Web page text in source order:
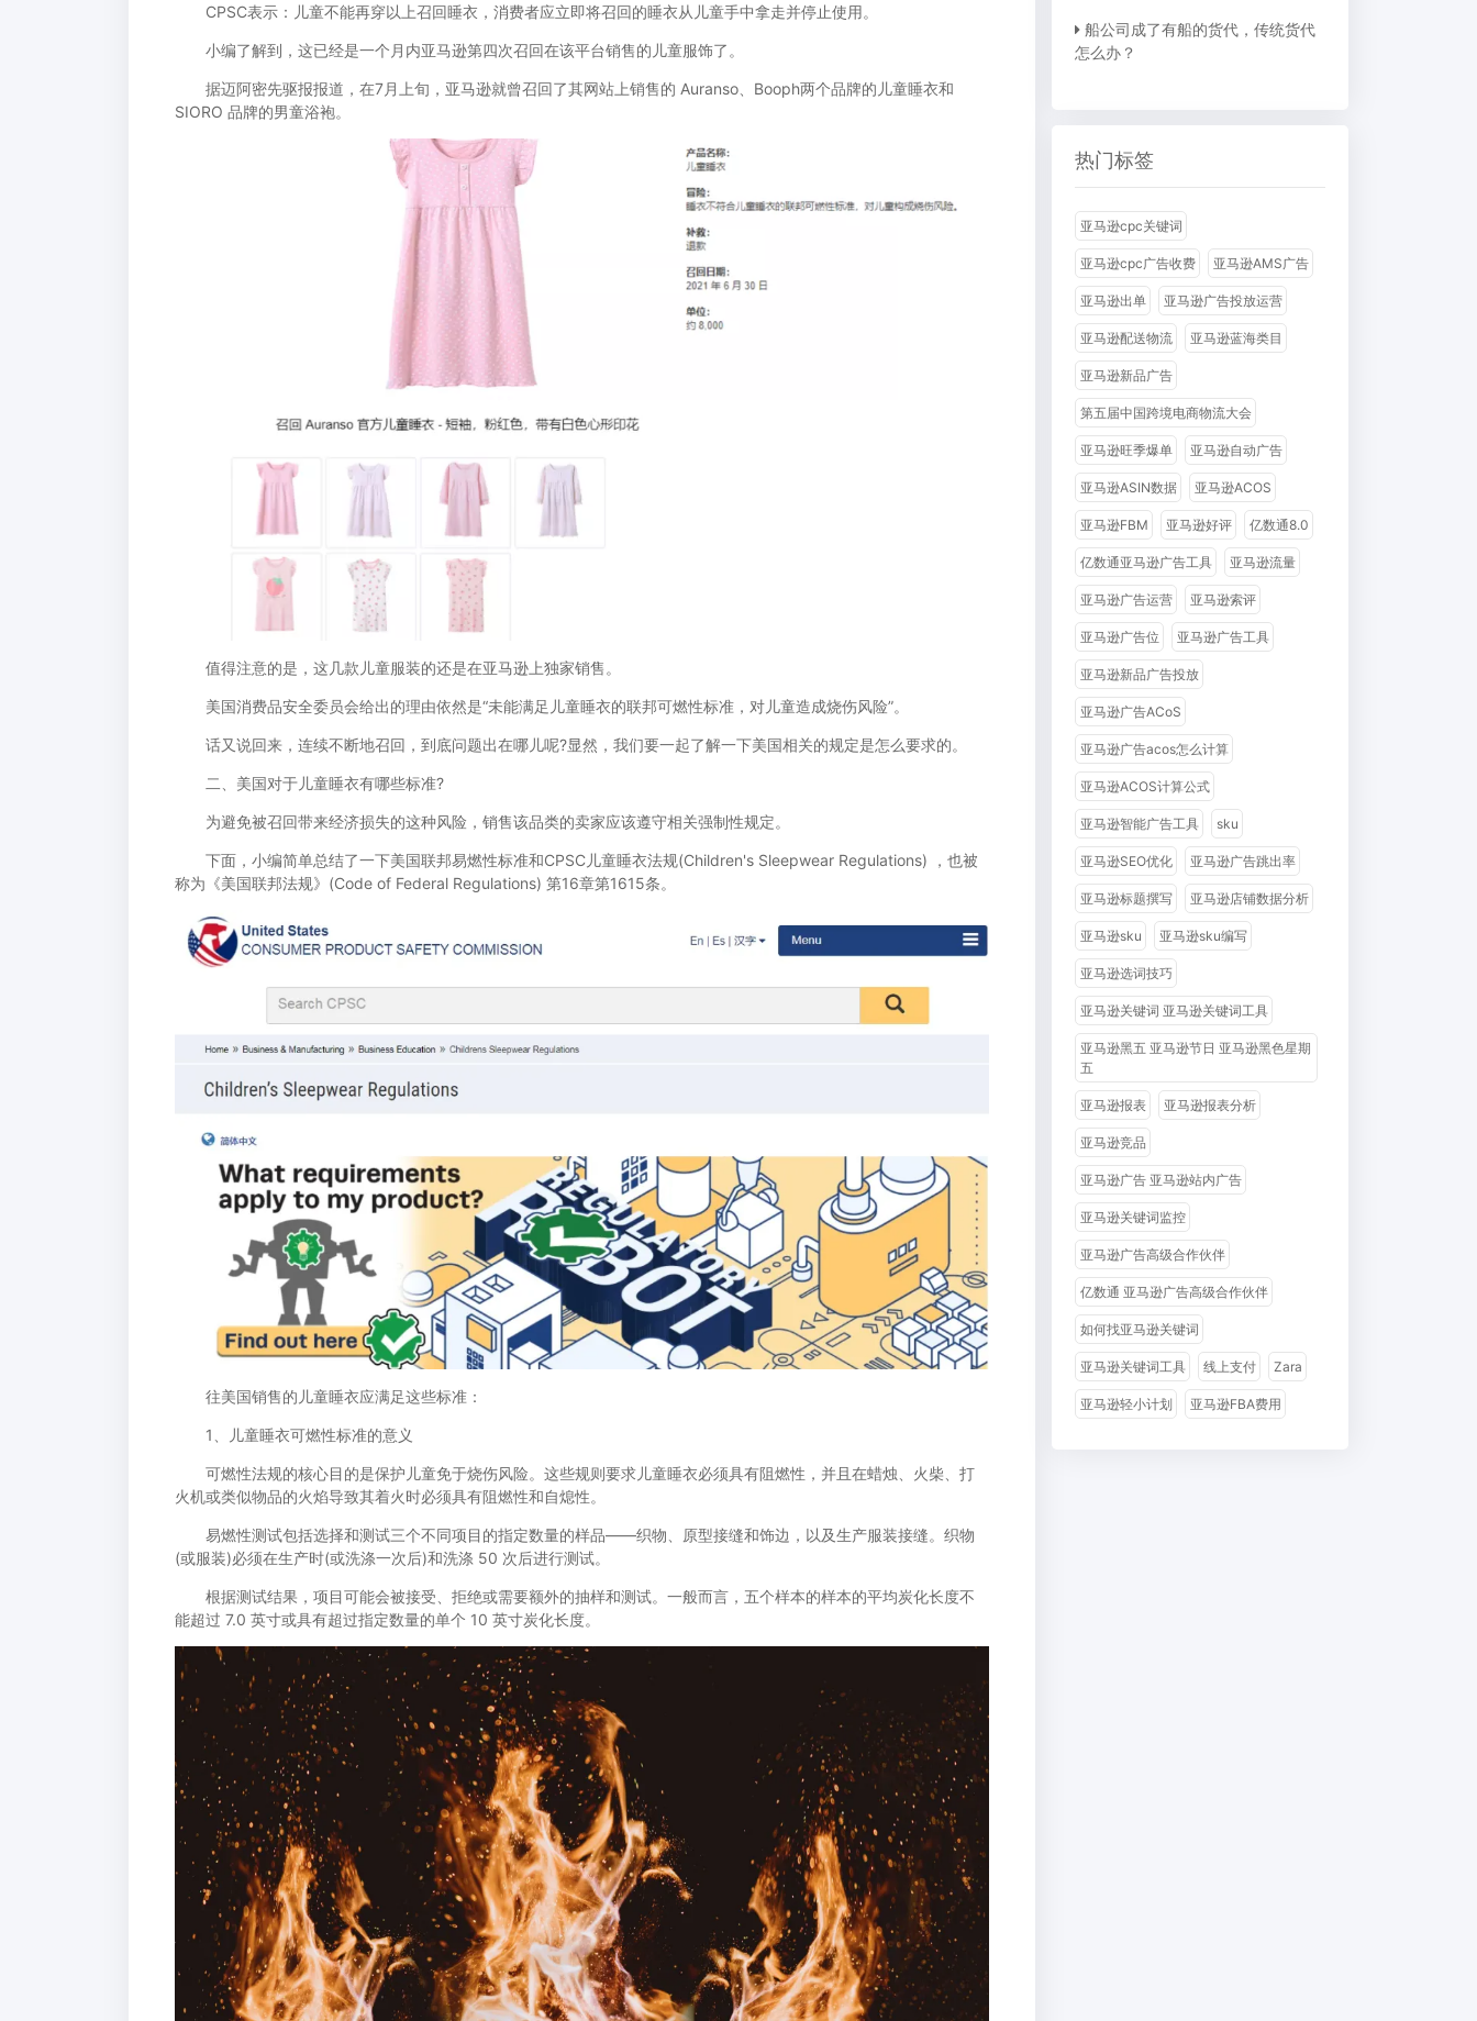
CPSC表示：儿童不能再穿以上召回睡衣，消费者应立即将召回的睡衣从儿童手中拿走并停止使用。
小编了解到，这已经是一个月内亚马逊第四次召回在该平台销售的儿童服饰了。
据迈阿密先驱报报道，在7月上旬，亚马逊就曾召回了其网站上销售的 Auranso、Booph两个品牌的儿童睡衣和
SIORO 品牌的男童浴袍。
值得注意的是，这几款儿童服装的还是在亚马逊上独家销售。
美国消费品安全委员会给出的理由依然是“未能满足儿童睡衣的联邦可燃性标准，对儿童造成烧伤风险”。
话又说回来，连续不断地召回，到底问题出在哪儿呢?显然，我们要一起了解一下美国相关的规定是怎么要求的。
二、美国对于儿童睡衣有哪些标准?
为避免被召回带来经济损失的这种风险，销售该品类的卖家应该遵守相关强制性规定。
下面，小编简单总结了一下美国联邦易燃性标准和CPSC儿童睡衣法规(Children's Sleepwear Regulations) ，也被
称为《美国联邦法规》(Code of Federal Regulations) 第16章第1615条。
往美国销售的儿童睡衣应满足这些标准：
1、儿童睡衣可燃性标准的意义
可燃性法规的核心目的是保护儿童免于烧伤风险。这些规则要求儿童睡衣必须具有阻燃性，并且在蜡烛、火柴、打
火机或类似物品的火焰导致其着火时必须具有阻燃性和自熄性。
易燃性测试包括选择和测试三个不同项目的指定数量的样品——织物、原型接缝和饰边，以及生产服装接缝。织物
(或服装)必须在生产时(或洗涤一次后)和洗涤 50 次后进行测试。
根据测试结果，项目可能会被接受、拒绝或需要额外的抽样和测试。一般而言，五个样本的样本的平均炭化长度不
能超过 7.0 英寸或具有超过指定数量的单个 10 英寸炭化长度。
船公司成了有船的货代，传统货代
怎么办？
热门标签
亚马逊cpc关键词
亚马逊cpc广告收费 亚马逊AMS广告
亚马逊出单 亚马逊广告投放运营
亚马逊配送物流 亚马逊蓝海类目
亚马逊新品广告
第五届中国跨境电商物流大会
亚马逊旺季爆单 亚马逊自动广告
亚马逊ASIN数据 亚马逊ACOS
亚马逊FBM 亚马逊好评 亿数通8.0
亿数通亚马逊广告工具 亚马逊流量
亚马逊广告运营 亚马逊索评
亚马逊广告位 亚马逊广告工具
亚马逊新品广告投放
亚马逊广告ACoS
亚马逊广告acos怎么计算
亚马逊ACOS计算公式
亚马逊智能广告工具 sku
亚马逊SEO优化 亚马逊广告跳出率
亚马逊标题撰写 亚马逊店铺数据分析
亚马逊sku 亚马逊sku编写
亚马逊选词技巧
亚马逊关键词 亚马逊关键词工具
亚马逊黑五 亚马逊节日 亚马逊黑色星期
五
亚马逊报表 亚马逊报表分析
亚马逊竞品
亚马逊广告 亚马逊站内广告
亚马逊关键词监控
亚马逊广告高级合作伙伴
亿数通 亚马逊广告高级合作伙伴
如何找亚马逊关键词
亚马逊关键词工具 线上支付 Zara
亚马逊轻小计划 亚马逊FBA费用